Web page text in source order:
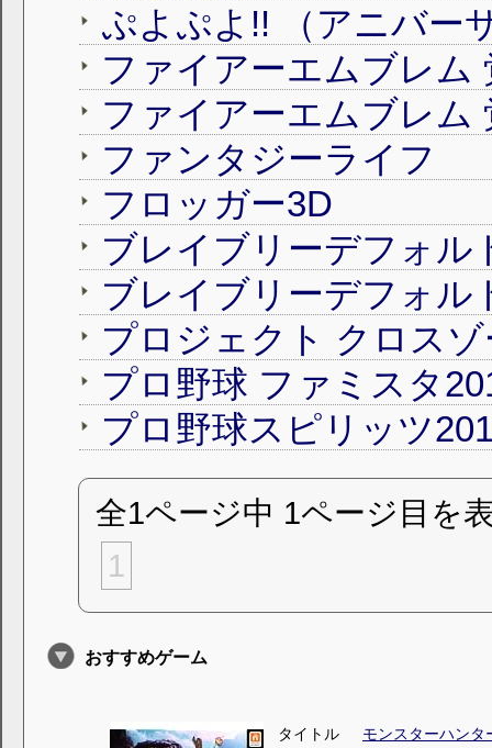
ファイアーエムブレム
ファンタジーライフ
フロッガー3D
ブレイブリーデフォル
プロジェクト クロス
プロ野球 ファミスタ
プロ野球スピリッツ
全1ページ中 1ページ目を
1
おすすめゲーム
タイトル
モンスターハンタ